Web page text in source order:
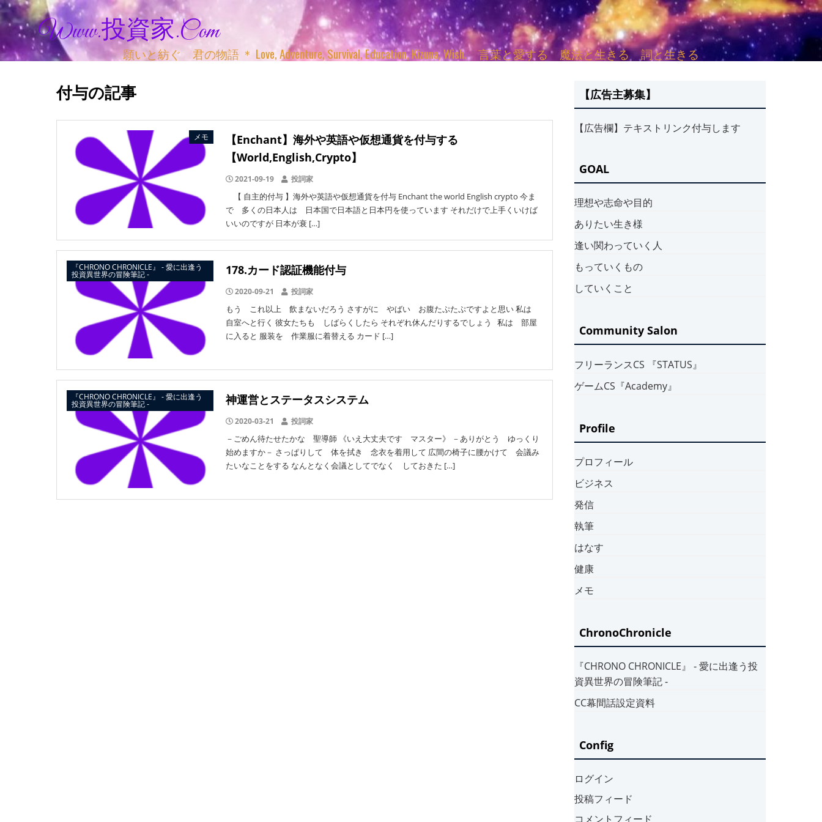
Www.投資家.com
願いと紡ぐ 君の物語 ＊ Love, Adventure, Survival, Education, Kizuna, Wish. 言葉と愛する 魔法と生きる 詞と生きる
付与の記事
メモ
【Enchant】海外や英語や仮想通貨を付与する
【World,English,Crypto】
2021-09-19 投詞家
【 自主的付与 】海外や英語や仮想通貨を付与 Enchant the world English crypto 今ま
で 多くの日本人は 日本国で日本語と日本円を使っています それだけで上手くいけば
いいのですが 日本が衰 […]
『CHRONO CHRONICLE』 ‐ 愛に出逢う
投資異世界の冒険筆記 ‐ 178.カード認証機能付与
2020-09-21 投詞家
もう これ以上 飲まないだろう さすがに やばい お腹たぷたぷですよと思い 私は
自室へと行く 彼女たちも しばらくしたら それぞれ休んだりするでしょう 私は 部屋
に入ると 服装を 作業服に着替える カード […]
『CHRONO CHRONICLE』 ‐ 愛に出逢う
投資異世界の冒険筆記 ‐ 神運営とステータスシステム
2020-03-21 投詞家
－ごめん待たせたかな 聖導師 《いえ大丈夫です マスター》 －ありがとう ゆっくり
始めますか－ さっぱりして 体を拭き 念衣を着用して 広間の椅子に腰かけて 会議み
たいなことをする なんとなく会議としてでなく しておきた […]
【広告主募集】
【広告欄】テキストリンク付与します
GOAL
理想や志命や目的
ありたい生き様
逢い関わっていく人
もっていくもの
していくこと
Community Salon
フリーランスCS 『STATUS』
ゲームCS『Academy』
Profile
プロフィール
ビジネス
発信
執筆
はなす
健康
メモ
ChronoChronicle
『CHRONO CHRONICLE』 ‐ 愛に出逢う投
資異世界の冒険筆記 ‐
CC幕間話設定資料
Config
ログイン
投稿フィード
コメントフィード